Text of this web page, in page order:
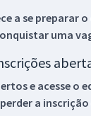
a se preparar
uma
e acesse o
a